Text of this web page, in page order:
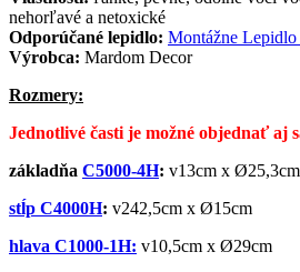
nehorľavé a netoxické
Odporúčané lepidlo: Montážne
Výrobca: Mardom Decor
Rozmery:
Jednotlivé časti je možné objednať aj
základňa C5000-4H: v13cm x Ø25,3cm
stĺp C4000H: v242,5cm x Ø15cm
hlava C1000-1H: v10,5cm x Ø29cm